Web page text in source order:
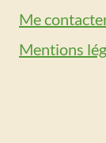
Me
Mentions